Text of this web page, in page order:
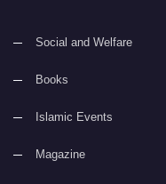
Social and Welfare
Books
Islamic Events
Magazine